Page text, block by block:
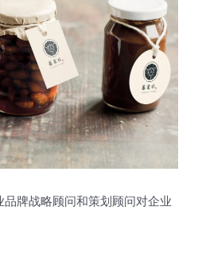
牌战略顾问和策划顾问对企业